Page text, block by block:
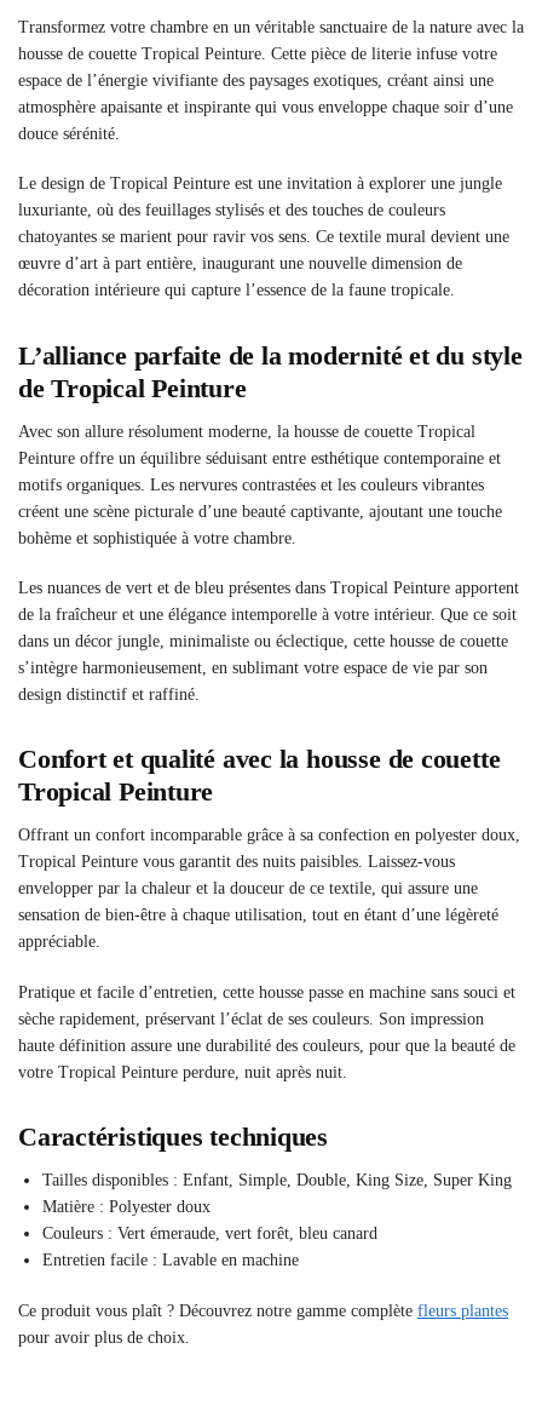
Transformez votre chambre en un véritable sanctuaire de la nature avec la
housse de couette Tropical Peinture. Cette pièce de literie infuse votre
espace de l’énergie vivifiante des paysages exotiques, créant ainsi une
atmosphère apaisante et inspirante qui vous enveloppe chaque soir d’une
douce sérénité.
Le design de Tropical Peinture est une invitation à explorer une jungle
luxuriante, où des feuillages stylisés et des touches de couleurs
chatoyantes se marient pour ravir vos sens. Ce textile mural devient une
œuvre d’art à part entière, inaugurant une nouvelle dimension de
décoration intérieure qui capture l’essence de la faune tropicale.
L’alliance parfaite de la modernité et du style
de Tropical Peinture
Avec son allure résolument moderne, la housse de couette Tropical
Peinture offre un équilibre séduisant entre esthétique contemporaine et
motifs organiques. Les nervures contrastées et les couleurs vibrantes
créent une scène picturale d’une beauté captivante, ajoutant une touche
bohème et sophistiquée à votre chambre.
Les nuances de vert et de bleu présentes dans Tropical Peinture apportent
de la fraîcheur et une élégance intemporelle à votre intérieur. Que ce soit
dans un décor jungle, minimaliste ou éclectique, cette housse de couette
s’intègre harmonieusement, en sublimant votre espace de vie par son
design distinctif et raffiné.
Confort et qualité avec la housse de couette
Tropical Peinture
Offrant un confort incomparable grâce à sa confection en polyester doux,
Tropical Peinture vous garantit des nuits paisibles. Laissez-vous
envelopper par la chaleur et la douceur de ce textile, qui assure une
sensation de bien-être à chaque utilisation, tout en étant d’une légèreté
appréciable.
Pratique et facile d’entretien, cette housse passe en machine sans souci et
sèche rapidement, préservant l’éclat de ses couleurs. Son impression
haute définition assure une durabilité des couleurs, pour que la beauté de
votre Tropical Peinture perdure, nuit après nuit.
Caractéristiques techniques
Tailles disponibles : Enfant, Simple, Double, King Size, Super King
Matière : Polyester doux
Couleurs : Vert émeraude, vert forêt, bleu canard
Entretien facile : Lavable en machine
Ce produit vous plaît ? Découvrez notre gamme complète fleurs plantes
pour avoir plus de choix.